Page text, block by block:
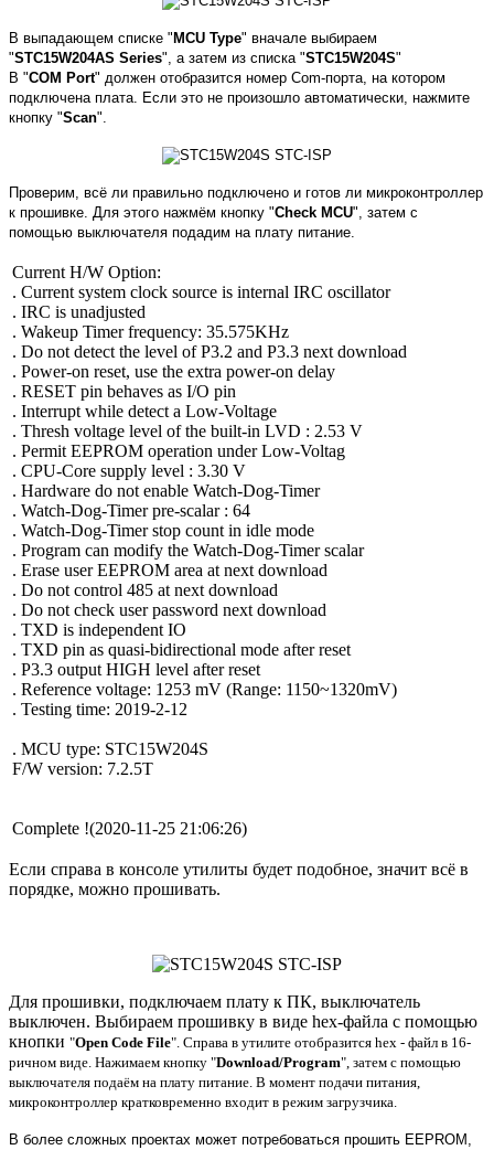
В выпадающем списке " MCU Type" вначале выбираем
"STC15W204AS Series", а затем из списка "STC15W204S"
В "COM Port" должен отобразится номер Com-порта, на котором
подключена плата. Если это не произошло автоматически, нажмите
кнопку "Scan".
Проверим, всё ли правильно подключено и готов ли микроконтроллер
к прошивке. Для этого нажмём кнопку "Check MCU", затем с
помощью выключателя подадим на плату питание.
Current H/W Option:
. Current system clock source is internal IRC oscillator
. IRC is unadjusted
. Wakeup Timer frequency: 35.575KHz
. Do not detect the level of P3.2 and P3.3 next download
. Power-on reset, use the extra power-on delay
. RESET pin behaves as I/O pin
. Interrupt while detect a Low-Voltage
. Thresh voltage level of the built-in LVD : 2.53 V
. Permit EEPROM operation under Low-Voltag
. CPU-Core supply level : 3.30 V
. Hardware do not enable Watch-Dog-Timer
. Watch-Dog-Timer pre-scalar : 64
. Watch-Dog-Timer stop count in idle mode
. Program can modify the Watch-Dog-Timer scalar
. Erase user EEPROM area at next download
. Do not control 485 at next download
. Do not check user password next download
. TXD is independent IO
. TXD pin as quasi-bidirectional mode after reset
. P3.3 output HIGH level after reset
. Reference voltage: 1253 mV (Range: 1150~1320mV)
. Testing time: 2019-2-12
. MCU type: STC15W204S
F/W version: 7.2.5T
Complete !(2020-11-25 21:06:26)
Если справа в консоле утилиты будет подобное, значит всё в
порядке, можно прошивать.
Для прошивки, подключаем плату к ПК, выключатель
выключен. Выбираем прошивку в виде hex-файла с помощью
кнопки "Open Code File". Справа в утилите отобразится hex - файл в 16-
ричном виде. Нажимаем кнопку "Download/Program", затем с помощью
выключателя подаём на плату питание. В момент подачи питания,
микроконтроллер кратковременно входит в режим загрузчика.
В более сложных проектах может потребоваться прошить EEPROM,